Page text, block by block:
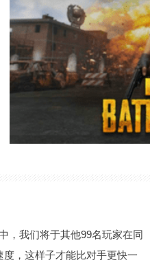
，我们将于其他99名玩家在同
，这样子才能比对手更快一